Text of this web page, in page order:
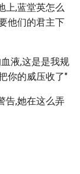
上,蓝堂英怎么
他们的君主下
液,这是是我规
你的威压收了"
告,她在这么弄